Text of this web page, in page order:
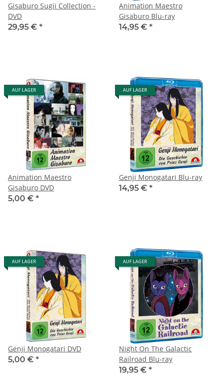
Gisaburo Sugii Collection -
DVD
29,95 € *
Animation Maestro
Gisaburo Blu-ray
14,95 € *
AUF LAGER
Animation Maestro
Gisaburo DVD
5,00 € *
AUF LAGER
Genji Monogatari Blu-ray
14,95 € *
AUF LAGER
Genji Monogatari DVD
5,00 € *
AUF LAGER
Night On The Galactic
Railroad Blu-ray
19,95 € *